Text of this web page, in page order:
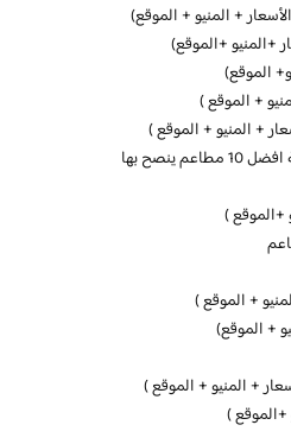
+ المنيو + الموقع)
+الموقع)
الموقع)
+ الموقع )
+ المنيو + الموقع )
ينصح بها
+الموقع )
+ الموقع )
+ الموقع)
+ المنيو + الموقع )
+الموقع )